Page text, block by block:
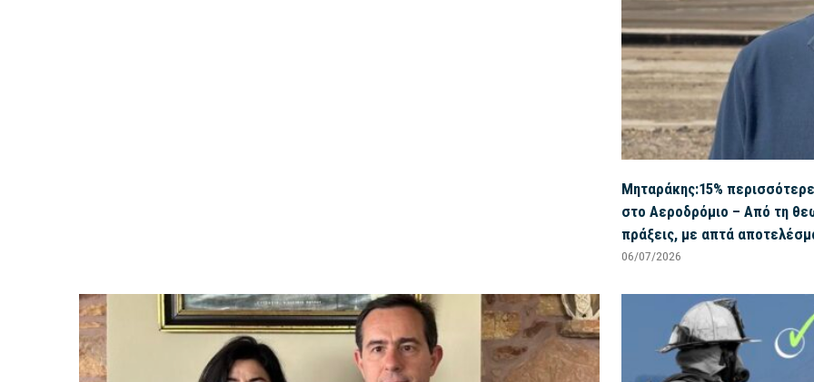
Μηταράκης:15%
στο Αεροδρόμιο – Από τη
πράξεις, με απτά
06/07/2026